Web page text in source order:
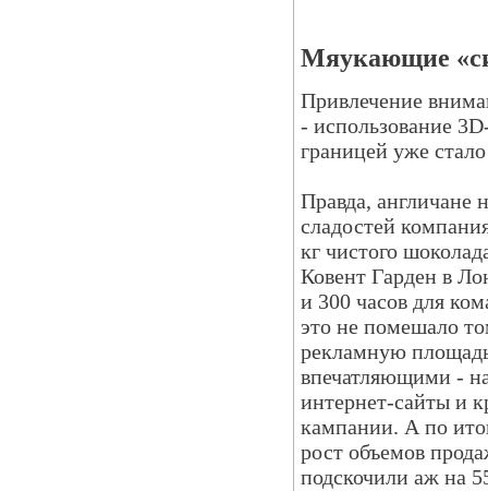
Мяукающие
Привлечение
- использование
границей уже
Правда, англичане
сладостей
кг чистого
Ковент Гарден в
и 300 часов для
это не помешало
рекламную
впечатляющими -
интернет-сайты и
кампании. А по
рост объемов
подскочили аж на